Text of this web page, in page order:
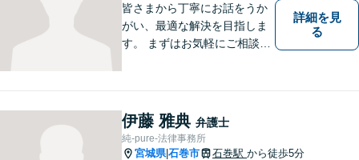
皆さまから丁寧にお話をうか
がい、最適な解決を目指しま
す。 まずはお気軽にご相談く
詳細を見
る
伊藤 雅典 弁護士
純-pure-法律事務所
宮城県|石巻市 石巻駅 から徒歩5分